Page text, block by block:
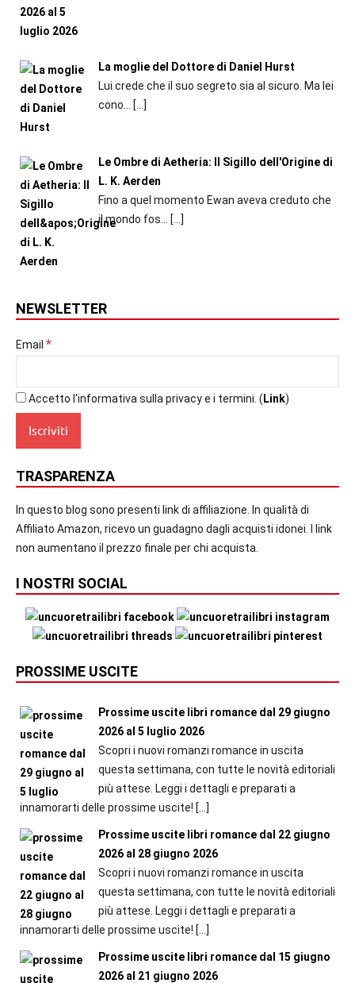
La moglie del Dottore di Daniel Hurst
Lui crede che il suo segreto sia al sicuro. Ma lei
cono...
[…]
Le Ombre di Aetheria: Il Sigillo dell'Origine di
L. K. Aerden
Fino a quel momento Ewan aveva creduto che
il mondo fos... […]
NEWSLETTER
Email *
Accetto l'informativa sulla privacy e i termini. (Link)
TRASPARENZA
In questo blog sono presenti link di affiliazione. In qualità di
Affiliato Amazon, ricevo un guadagno dagli acquisti idonei. I link
non aumentano il prezzo finale per chi acquista.
I NOSTRI SOCIAL
PROSSIME USCITE
Prossime uscite libri romance dal 29 giugno
2026 al 5 luglio 2026
Scopri i nuovi romanzi romance in uscita
questa settimana, con tutte le novità editoriali
più attese. Leggi i dettagli e preparati a
innamorarti delle prossime uscite! […]
Prossime uscite libri romance dal 22 giugno
2026 al 28 giugno 2026
Scopri i nuovi romanzi romance in uscita
questa settimana, con tutte le novità editoriali
più attese. Leggi i dettagli e preparati a
innamorarti delle prossime uscite! […]
Prossime uscite libri romance dal 15 giugno
2026 al 21 giugno 2026